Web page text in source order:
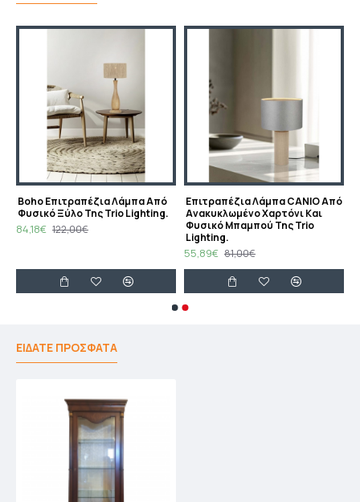
Boho Επιτραπέζια Λάμπα Από
Φυσικό Ξύλο Της Trio Lighting.
84,18€ 122,00€
Eπιτραπέζια Λάμπα CANIO Από
Ανακυκλωμένο Χαρτόνι Και
Φυσικό Μπαμπού Της Trio
Lighting.
55,89€ 81,00€
ΕΙΔΑΤΕ ΠΡΟΣΦΑΤΑ